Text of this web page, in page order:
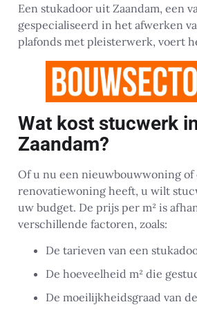
Een stukadoor uit Zaandam, een
gespecialiseerd in het afwerken
plafonds met pleisterwerk, voert
Wat kost stucwerk
Zaandam?
Of u nu een nieuwbouwwoning of
renovatiewoning heeft, u wilt
uw budget. De prijs per m² is
verschillende factoren, zoals:
De tarieven van een
De hoeveelheid m² die
De moeilijkheidsgraad van